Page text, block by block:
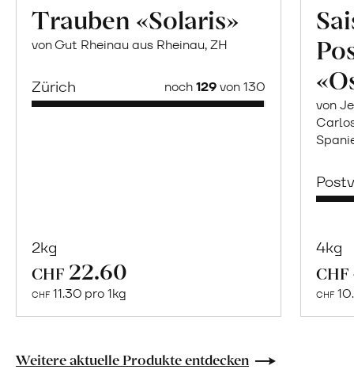
Trauben «Solaris»
von Gut Rheinau aus Rheinau, ZH
Zürich noch129von 130
2kg
CHF 22.60
CHF 11.30 pro 1kg
Naturbelassene
Lebensmittel
von
4kg
CHF
CHF
Weitere aktuelle Produkte entdecken